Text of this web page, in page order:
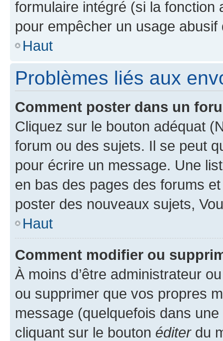
formulaire intégré (si la fonction
pour empêcher un usage
Haut
Problèmes liés aux
Comment poster dans un
Cliquez sur le bouton adéquat
forum ou des sujets. Il se peut
pour écrire un message. Une
en bas des pages des forums
poster des nouveaux sujets,
Haut
Comment modifier ou
À moins d’être administrateur
ou supprimer que vos propres
message (quelquefois dans
cliquant sur le bouton éditerdu